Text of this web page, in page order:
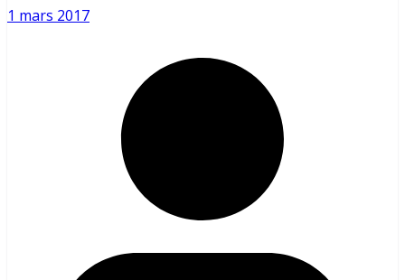
1 mars 2017